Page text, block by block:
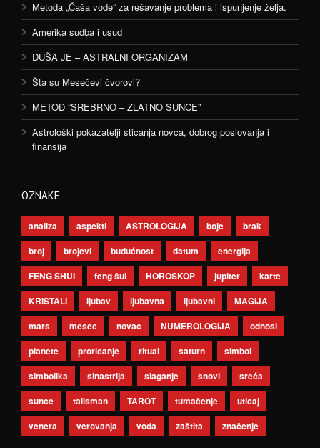
Metoda „Čaša vode“ za rešavanje problema i ispunjenje želja.
Amerika sudba i usud
DUŠA JE – ASTRALNI ORGANIZAM
Šta su Mesečevi čvorovi?
METOD “SREBRNO – ZLATNO SUNCE”
Astrološki pokazatelji sticanja novca, dobrog poslovanja i
finansija
OZNAKE
analiza aspekti ASTROLOGIJA boje
brak
broj
brojevi budućnost datum
energija
FENG SHUI
feng šui HOROSKOP jupiter
karte
KRISTALI
ljubav ljubavna ljubavni
MAGIJA
mars
mesec novac NUMEROLOGIJA
odnosi
planete
proricanje ritual saturn
simbol
simbolika
sinastrija slaganje snovi
sreća
sunce
talisman TAROT tumačenje
uticaj
venera
verovanja voda zaštita značenje